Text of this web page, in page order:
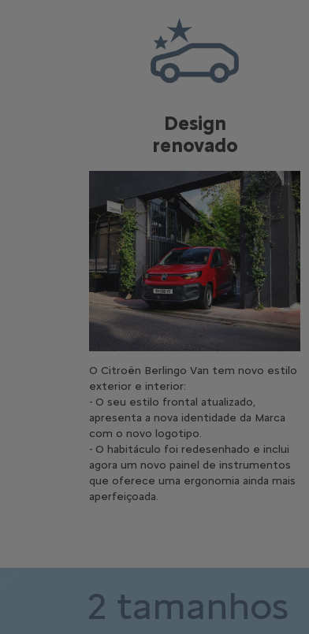
Design
renovado
O Citroën Berlingo Van tem novo estilo
exterior e interior:
- O seu estilo frontal atualizado,
apresenta a nova identidade da Marca
com o novo logotipo.
- O habitáculo foi redesenhado e inclui
agora um novo painel de instrumentos
que oferece uma ergonomia ainda mais
aperfeiçoada.
2 tamanhos